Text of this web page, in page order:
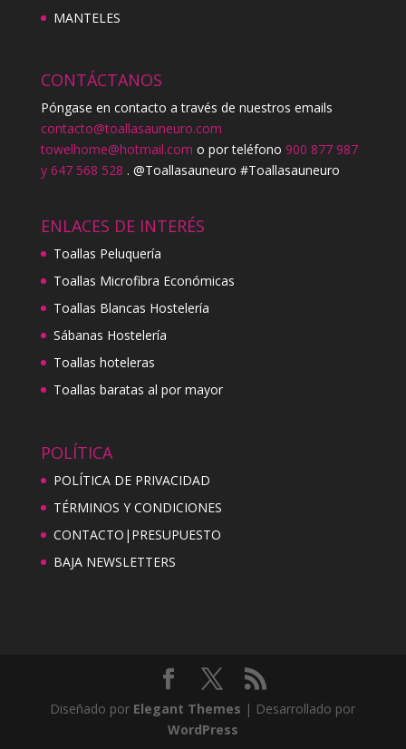
MANTELES
CONTÁCTANOS
Póngase en contacto a través de nuestros emails
contacto@toallasauneuro.com
towelhome@hotmail.com o por teléfono 900 877 987
y 647 568 528 . @Toallasauneuro #Toallasauneuro
ENLACES DE INTERÉS
Toallas Peluquería
Toallas Microfibra Económicas
Toallas Blancas Hostelería
Sábanas Hostelería
Toallas hoteleras
Toallas baratas al por mayor
POLÍTICA
POLÍTICA DE PRIVACIDAD
TÉRMINOS Y CONDICIONES
CONTACTO|PRESUPUESTO
BAJA NEWSLETTERS
Diseñado por Elegant Themes | Desarrollado por
WordPress